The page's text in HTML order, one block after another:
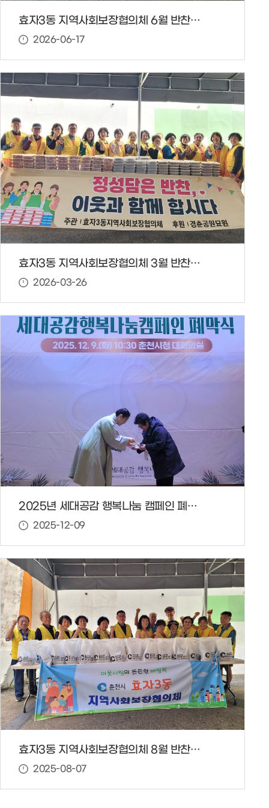
효자3동 지역사회보장협의체 6월 반찬봉사
2026-06-17
효자3동 지역사회보장협의체 3월 반찬봉사
2026-03-26
2025년 세대공감 행복나눔 캠페인 폐막식 유공자 수상
2025-12-09
효자3동 지역사회보장협의체 8월 반찬봉사
2025-08-07